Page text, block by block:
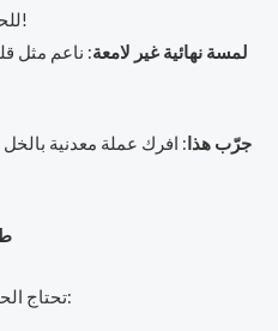
للحقائب ذات طابع القراصنة!
لمسة نهائية غير لامعة: ناعم مثل
جرّب هذا : افرك عملة معدنية
تحتاج الحقائب المختلفة إلى أجزاء مختلفة: